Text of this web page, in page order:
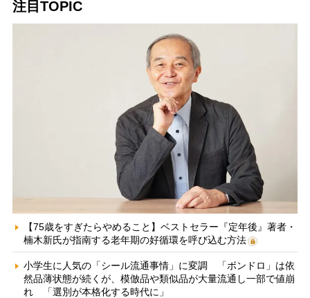
注目TOPIC
【75歳をすぎたらやめること】ベストセラー『定年後』著者・
楠木新氏が指南する老年期の好循環を呼び込む方法
小学生に人気の「シール流通事情」に変調 「ボンドロ」は依
然品薄状態が続くが、模倣品や類似品が大量流通し一部で値崩
れ 「選別が本格化する時代に」